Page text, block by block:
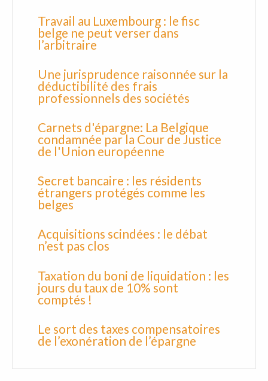
Travail au Luxembourg : le fisc
belge ne peut verser dans
l’arbitraire
Une jurisprudence raisonnée sur la
déductibilité des frais
professionnels des sociétés
Carnets d'épargne: La Belgique
condamnée par la Cour de Justice
de l'Union européenne
Secret bancaire : les résidents
étrangers protégés comme les
belges
Acquisitions scindées : le débat
n’est pas clos
Taxation du boni de liquidation : les
jours du taux de 10% sont
comptés !
Le sort des taxes compensatoires
de l’exonération de l’épargne